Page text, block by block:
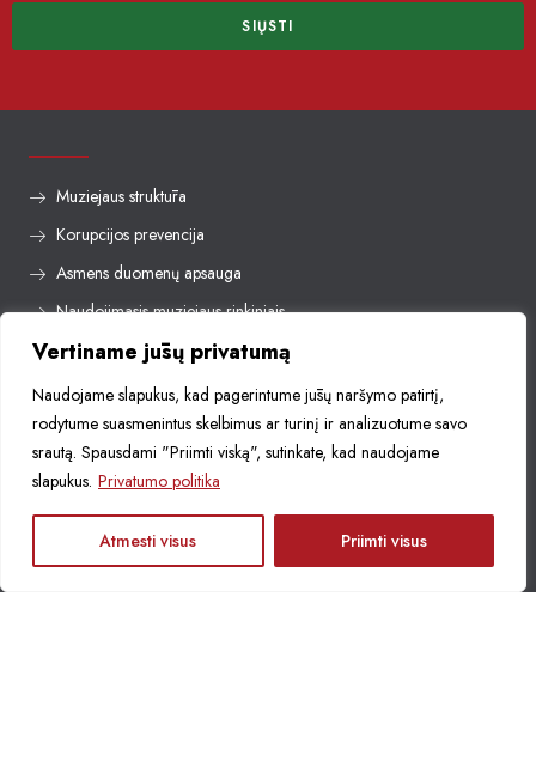
Vertiname jūsų privatumą
Naudojame slapukus, kad pagerintume jūsų naršymo patirtį,
rodytume suasmenintus skelbimus ar turinį ir analizuotume savo
srautą. Spausdami "Priimti viską", sutinkate, kad naudojame
slapukus. Privatumo politika
Atmesti visus Priimti visus
SIŲSTI
Muziejaus struktūra
Korupcijos prevencija
Asmens duomenų apsauga
Naudojimasis muziejaus rinkiniais
Lazdijų krašto muziejaus nuostatai
Planavimo dokumentai
Viešieji pirkimai
D.U.K.